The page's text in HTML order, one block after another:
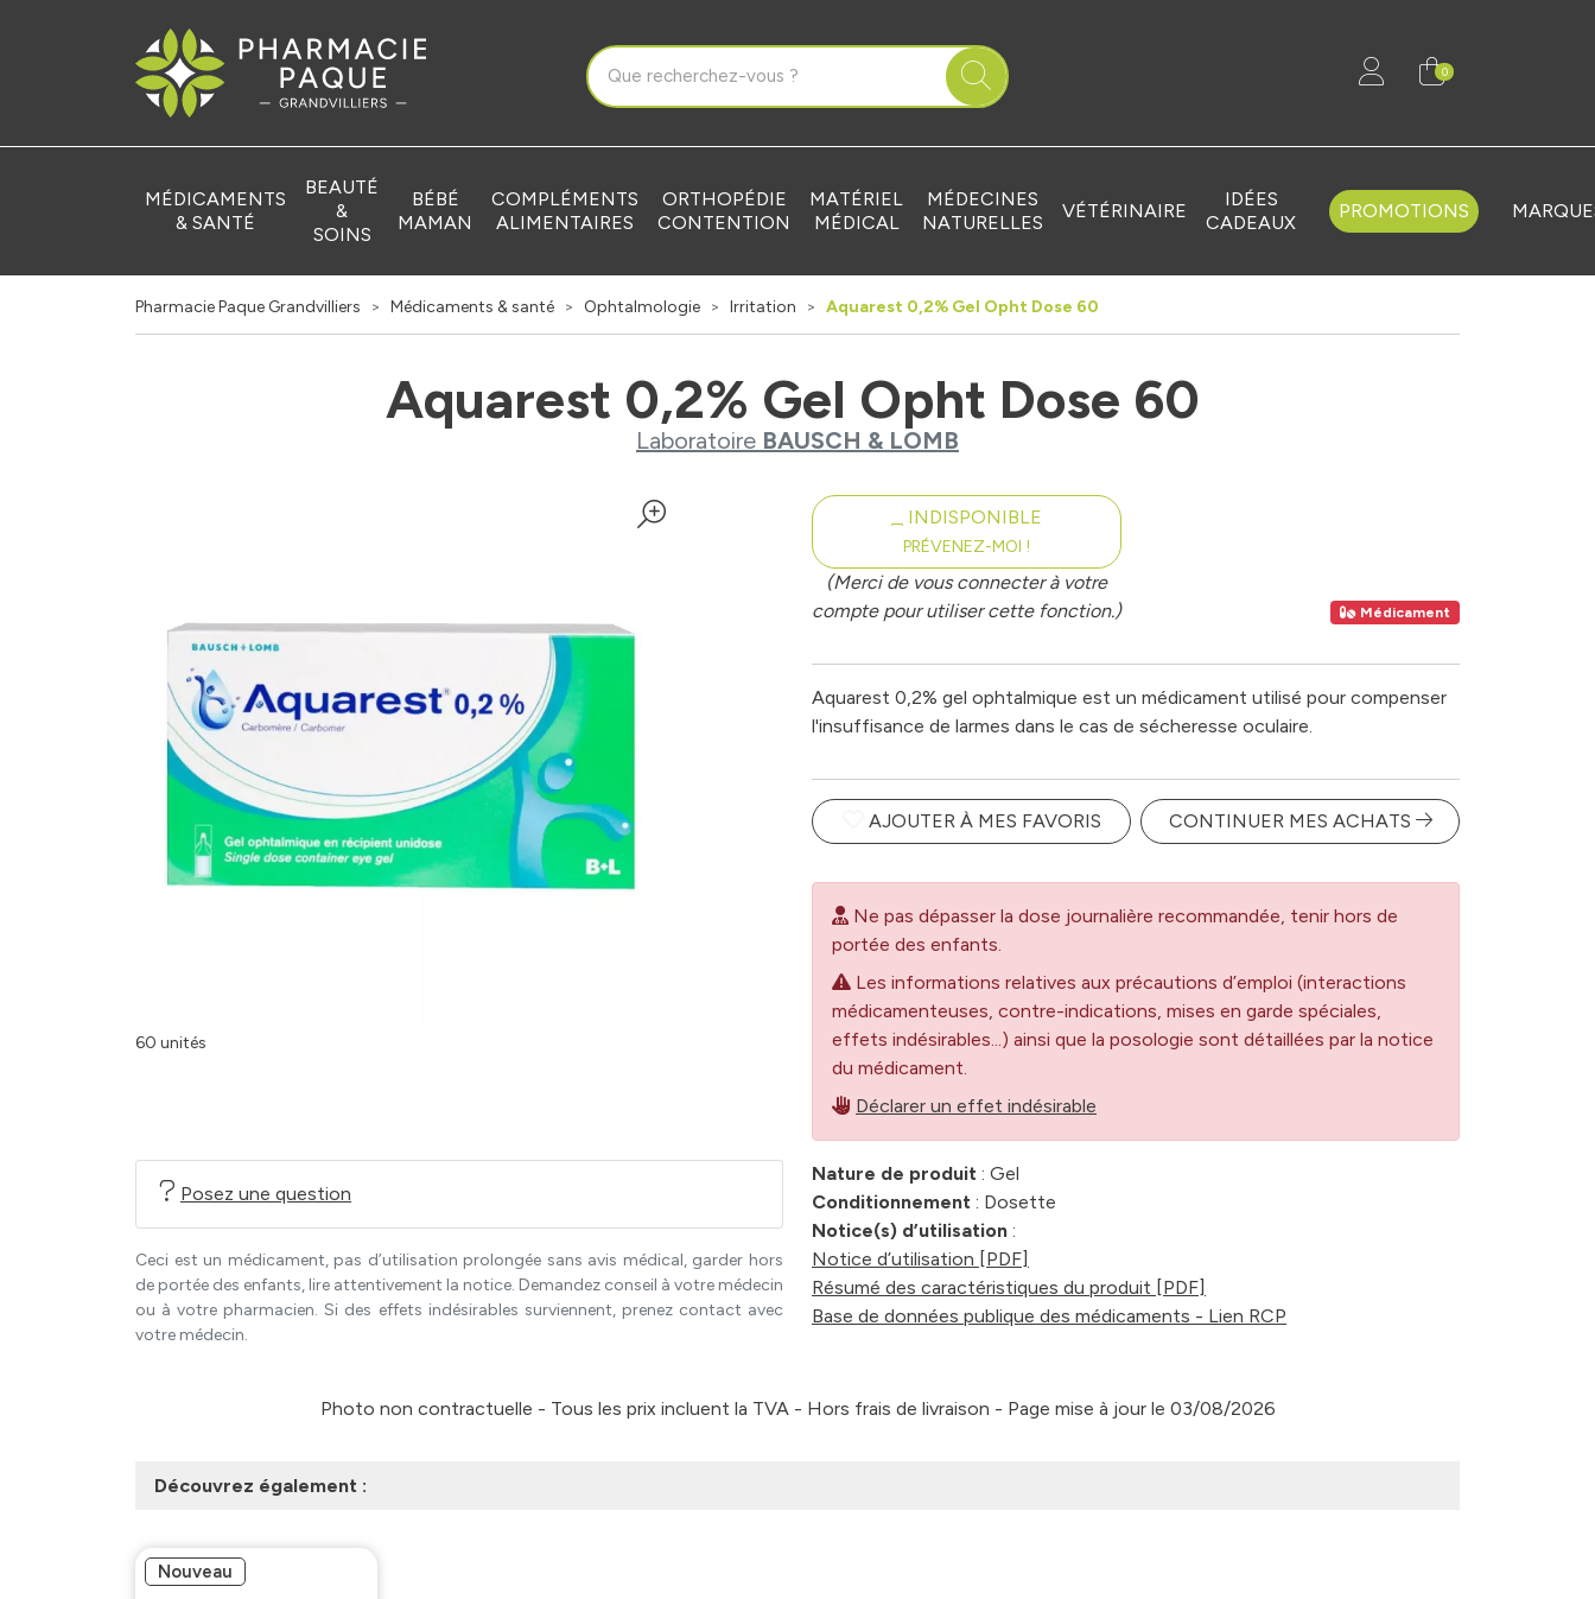
Pharmacie Paque Grandvilliers Votre pharmacie en ligne à votre service
0
MÉDICAMENTS
& SANTÉ
BEAUTÉ
&
SOINS
BÉBÉ
MAMAN
COMPLÉMENTS
ALIMENTAIRES
ORTHOPÉDIE
CONTENTION
MATÉRIEL
MÉDICAL
MÉDECINES
NATURELLES
VÉTÉRINAIRE
IDÉES
CADEAUX
PROMOTIONS
Pharmacie Paque Grandvilliers Médicaments & santé Ophtalmologie Irritation Aquarest 0,2% Gel Opht Dose 60
Aquarest 0,2% Gel Opht Dose 60
Laboratoire BAUSCH & LOMB
60 unités
INDISPONIBLE
PRÉVENEZ-MOI !
(Merci de vous connecter à votre
compte pour utiliser cette fonction.)
Médicament
Aquarest 0,2% gel ophtalmique est un médicament utilisé pour compenser
l'insuffisance de larmes dans le cas de sécheresse oculaire.
AJOUTER À MES FAVORIS CONTINUER MES ACHATS
Ne pas dépasser la dose journalière recommandée, tenir hors de
portée des enfants.
Les informations relatives aux précautions d’emploi (interactions
médicamenteuses, contre-indications, mises en garde spéciales,
effets indésirables...) ainsi que la posologie sont détaillées par la notice
du médicament.
Déclarer un effet indésirable
Posez une question
Ceci est un médicament, pas d’utilisation prolongée sans avis médical, garder hors
de portée des enfants, lire attentivement la notice. Demandez conseil à votre médecin
ou à votre pharmacien. Si des effets indésirables surviennent, prenez contact avec
votre médecin.
Nature de produit : Gel
Conditionnement : Dosette
Notice(s) d’utilisation :
Notice d’utilisation [PDF]
Résumé des caractéristiques du produit [PDF]
Base de données publique des médicaments - Lien RCP
Photo non contractuelle - Tous les prix incluent la TVA - Hors frais de livraison - Page mise à jour le 03/08/2026
Découvrez également :
Nouveau